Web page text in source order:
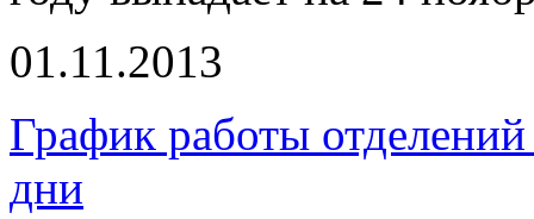
01.11.2013
График работы
дни